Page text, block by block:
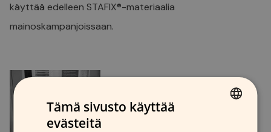
käyttää edelleen STAFIX®-materiaalia
mainoskampanjoissaan.
Tämä sivusto käyttää
evästeitä